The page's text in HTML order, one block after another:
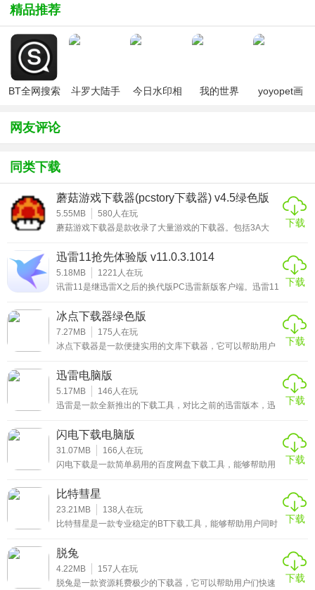
使用教程
的分区，然后下个自己要的游戏.... 比如，D 盘！这里，我们
以 H1Z1 KOK 为例。
2：当我们下载完游戏，打开 D:mystreamH1Z1 KOK文件
夹，我们有好几种方式，复制到自己的Steam内使用！
①直接复制steamapps目录，覆盖自己 Steam跟目录下同名
目录即可。
②进入 D:mystreamH1Z1 KOKsteamapps，复制里面的一个
Appmanifest_433850.acf 文件到自己的steamapps目录。
③把 D:mystreamH1Z1 KOKsteamappscommon目录下的
【H1Z1 King Of The Kill】 目录 复制到自己的
装即可，其详细的安装破解教程可参考下文操作，亲测可
用。MediaHuman YouTube Downloader破解版上有很多有
文件，软件将
精品推荐
BT全网搜索
斗罗大陆手
今日水印相
我的世界
yoyopet画
网友评论
同类下载
蘑菇游戏下载器(pcstory下载器) v4.5绿色版
5.55MB 580人在玩
蘑菇游戏下载器是款收录了大量游戏的下载器。包括3A大
置“下载游戏盘符”、“下载限速”等选项。大家的下载盘符不要
选C盘，再把下载速度调到最高就好了。主要就是用于steam
游戏的更新下载，更支持稀有游戏的下载更新，有需要的朋
友快来下载。单机游戏网站下载游戏，无非就迅雷、百度网
下载
迅雷11抢先体验版 v11.0.3.1014
5.18MB 1221 人在玩
讯雷11是继迅雷X之后的换代版PC迅雷新版客户端。迅雷11
为一，在迅雷云盘里，可以流畅的观看视频，从云盘取回文
件的速度，号称将前所未有的快！之前被许多忠实雷友们过
去一直吐槽的太像浏览器的问题，现在已经得到改进。这次
有着迅雷云盘的加持，而且得益于迅雷领先的下载技术，下
下载
冰点下载器绿色版
7.27MB 175 人在玩
冰点下载器是一款便捷实用的文库下载器，它可以帮助用户
要注册与登录，下载下来的文档内容还可以生成高清晰度的
PDF文档，便于阅读，轻松帮助用户们查找各种专业的文档
内容，有需要的用户赶快来下载冰点下载器绿色版吧！
下载
迅雷电脑版
5.17MB 146 人在玩
迅雷是一款全新推出的下载工具，对比之前的迅雷版本，迅
带来了更新的下载引擎，下载速度更快，并且将一些常用的
功能，都整合到左侧的功能栏中，方便用户直接从侧边栏选
择需要使用的功能，有需要的用户赶快来下载迅雷9电脑版
吧！
下载
闪电下载电脑版
31.07MB 166 人在玩
闪电下载是一款简单易用的百度网盘下载工具，能够帮助用
接，还是BT种子资源，只要在这里打开，就可以随时开启下
载，并且没有任何下载速度的限制，也没有次数限制，轻松
帮助用户下载想要的资源，有需要的用户赶快来下载闪电下
载电脑版吧！
下载
比特彗星
23.21MB 138 人在玩
比特彗星是一款专业稳定的BT下载工具，能够帮助用户同时
载过程中，也不会占用太多的CPU，并且用户还可以自定义
设置上传速度，下载速度，当会影响到其他网络程序的时
候，这个功能就显得非常重要了，有需要的用户赶快来下载
比特彗星最新版吧！
下载
脱兔
4.22MB 157 人在玩
脱兔是一款资源耗费极少的下载器，它可以帮助用户们快速
下载